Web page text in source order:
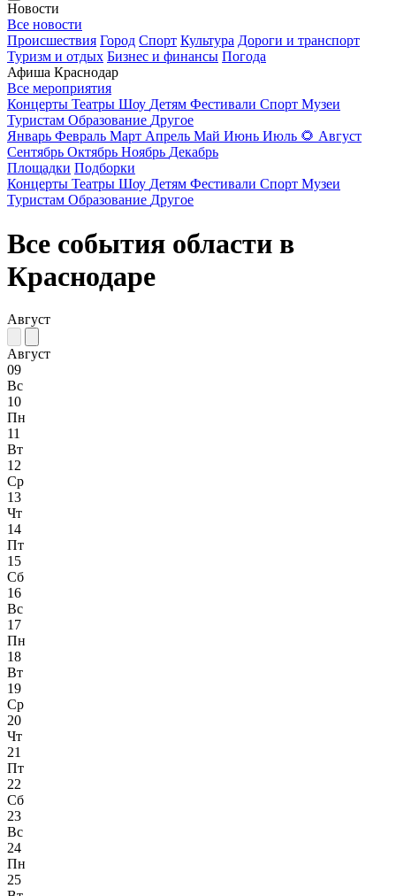
Новости
Все новости
Происшествия Город Спорт Культура Дороги и транспорт
Туризм и отдых Бизнес и финансы Погода
Афиша Краснодар
Все мероприятия
Концерты Театры Шоу Детям Фестивали Спорт Музеи
Туристам Образование Другое
Январь Февраль Март Апрель Май Июнь Июль 🌻 Август
Сентябрь Октябрь Ноябрь Декабрь
Площадки Подборки
Концерты Театры Шоу Детям Фестивали Спорт Музеи
Туристам Образование Другое
Все события области в
Краснодаре
Август
Август
09
Вс
10
Пн
11
Вт
12
Ср
13
Чт
14
Пт
15
Сб
16
Вс
17
Пн
18
Вт
19
Ср
20
Чт
21
Пт
22
Сб
23
Вс
24
Пн
25